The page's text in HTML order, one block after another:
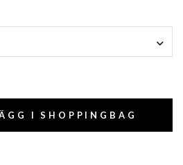
I SHOPPINGBAG